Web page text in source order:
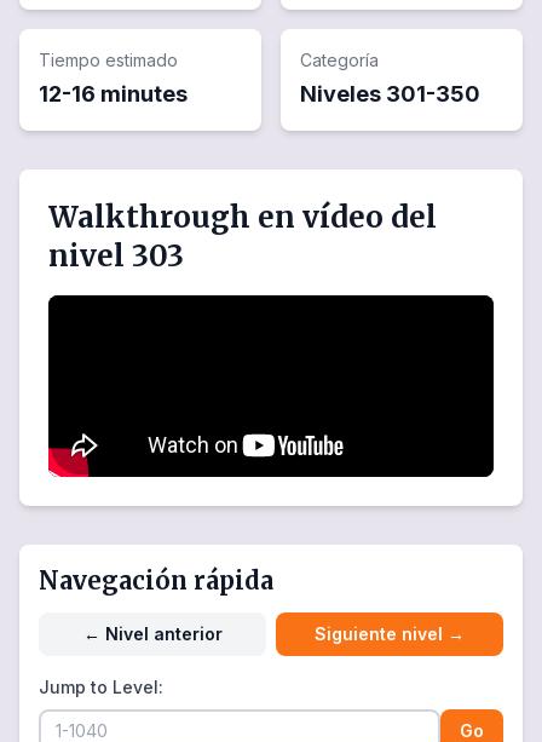
Tiempo estimado
12-16 minutes
Categoría
Niveles 301-350
Walkthrough en vídeo del
nivel 303
Navegación rápida
← Nivel anterior Siguiente nivel →
Jump to Level:
Go